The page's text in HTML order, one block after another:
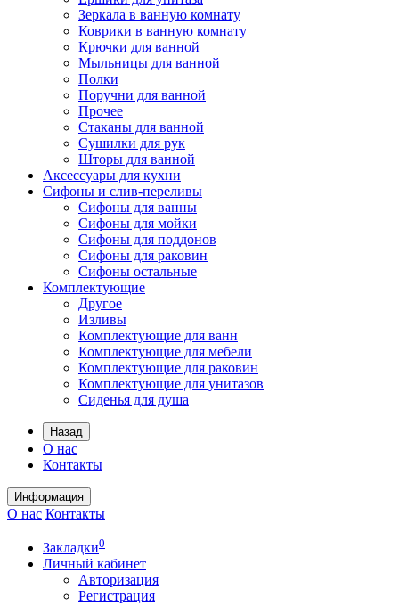
Зеркала в ванную комнату
Коврики в ванную комнату
Крючки для ванной
Мыльницы для ванной
Полки
Поручни для ванной
Прочее
Стаканы для ванной
Сушилки для рук
Шторы для ванной
Аксессуары для кухни
Сифоны и слив-переливы
Сифоны для ванны
Сифоны для мойки
Сифоны для поддонов
Сифоны для раковин
Сифоны остальные
Комплектующие
Другое
Изливы
Комплектующие для ванн
Комплектующие для мебели
Комплектующие для раковин
Комплектующие для унитазов
Сиденья для душа
Назад
О нас
Контакты
Информация
О нас Контакты
Закладки0
Личный кабинет
Авторизация
Регистрация